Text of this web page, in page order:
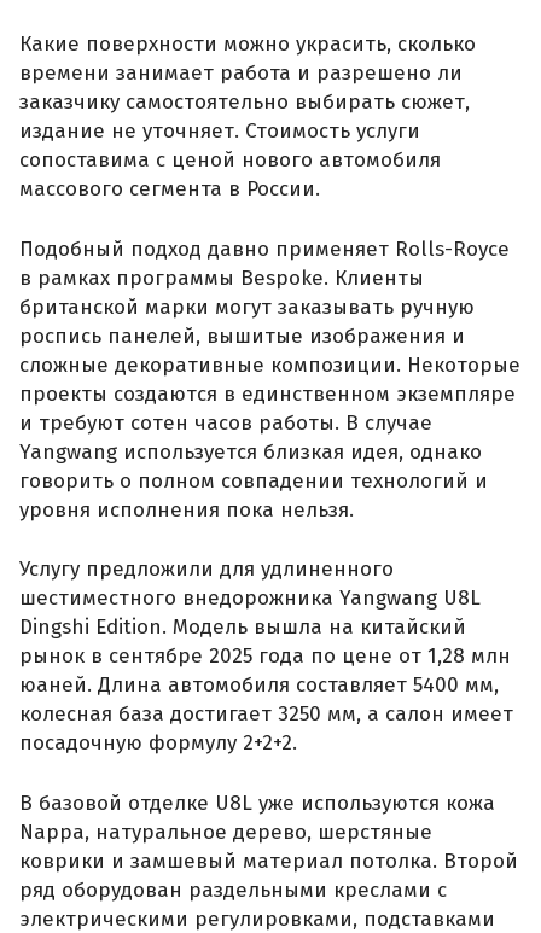
Какие поверхности можно украсить, сколько
времени занимает работа и разрешено ли
заказчику самостоятельно выбирать сюжет,
издание не уточняет. Стоимость услуги
сопоставима с ценой нового автомобиля
массового сегмента в России.
Подобный подход давно применяет Rolls-Royce
в рамках программы Bespoke. Клиенты
британской марки могут заказывать ручную
роспись панелей, вышитые изображения и
сложные декоративные композиции. Некоторые
проекты создаются в единственном экземпляре
и требуют сотен часов работы. В случае
Yangwang используется близкая идея, однако
говорить о полном совпадении технологий и
уровня исполнения пока нельзя.
Услугу предложили для удлиненного
шестиместного внедорожника Yangwang U8L
Dingshi Edition. Модель вышла на китайский
рынок в сентябре 2025 года по цене от 1,28 млн
юаней. Длина автомобиля составляет 5400 мм,
колесная база достигает 3250 мм, а салон имеет
посадочную формулу 2+2+2.
В базовой отделке U8L уже используются кожа
Nappa, натуральное дерево, шерстяные
коврики и замшевый материал потолка. Второй
ряд оборудован раздельными креслами с
электрическими регулировками, подставками